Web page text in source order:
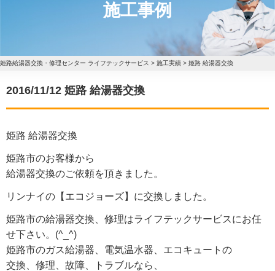
施工事例
姫路給湯器交換・修理センター ライフテックサービス > 施工実績 > 姫路 給湯器交換
2016/11/12 姫路 給湯器交換
姫路 給湯器交換
姫路市のお客様から
給湯器交換のご依頼を頂きました。
リンナイの【エコジョーズ】に交換しました。
姫路市の給湯器交換、修理はライフテックサービスにお任
せ下さい。(^_^)
姫路市のガス給湯器、電気温水器、エコキュートの
交換、修理、故障、トラブルなら、